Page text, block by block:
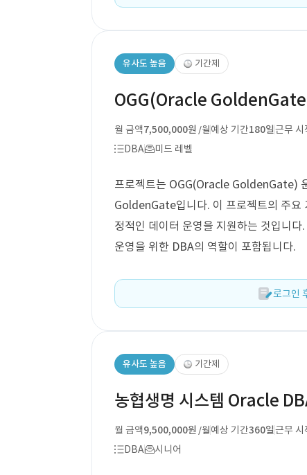
유사도 높음 기간제
OGG(Oracle
월 금액7,500,000원 /월예상 기간180일근무 시
DBA
미드 레벨
프로젝트는 OGG(Oracle GoldenGate)
GoldenGate입니다. 이 프로젝트의 주요
정적인 데이터 운영을 지원하는 것입니
운영을 위한 DBA의 역할이 포함됩니다.
로그인
유사도 높음 기간제
농협생명 시스템 Oracle
월 금액9,500,000원 /월예상 기간360일근무 시
DBA
시니어